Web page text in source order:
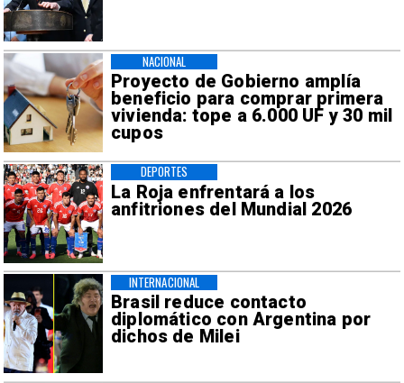
Proyecto de Gobierno amplía
beneficio para comprar primera
vivienda: tope a 6.000 UF y 30 mil
cupos
NACIONAL
La Roja enfrentará a los
anfitriones del Mundial 2026
DEPORTES
Brasil reduce contacto
diplomático con Argentina por
dichos de Milei
INTERNACIONAL